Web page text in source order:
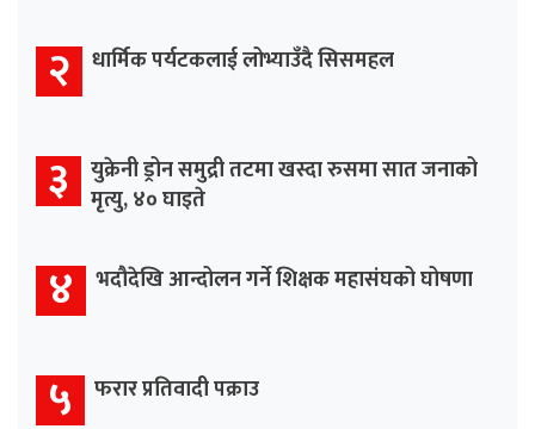
२ धार्मिक पर्यटकलाई लोभ्याउँदै सिसमहल
३ युक्रेनी ड्रोन समुद्री तटमा खस्दा रुसमा सात जनाको
मृत्यु, ४० घाइते
४ भदौदेखि आन्दोलन गर्ने शिक्षक महासंघको घोषणा
५ फरार प्रतिवादी पक्राउ